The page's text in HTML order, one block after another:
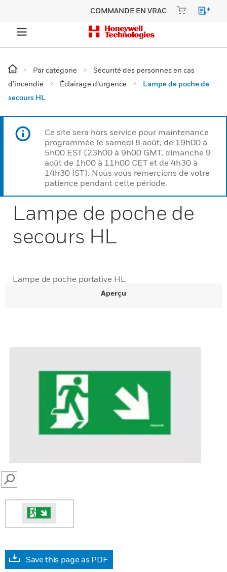
COMMANDE EN VRAC
Par catégorie
Sécurité des personnes en cas
d’incendie
Éclairage d’urgence
Lampe de poche de
secours HL
Ce site sera hors service pour maintenance
programmée le samedi 8 août, de 19h00 à
5h00 EST (23h00 à 9h00 GMT, dimanche 9
août de 1h00 à 11h00 CET et de 4h30 à
14h30 IST). Nous vous remercions de votre
patience pendant cette période.
Lampe de poche de
secours HL
Lampe de poche portative HL
Aperçu
SEARCH
Save this page as PDF